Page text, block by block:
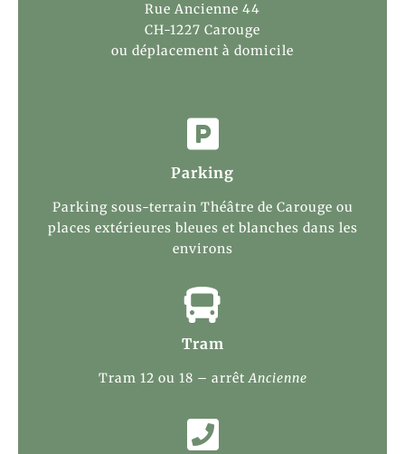
Rue Ancienne 44
CH-1227 Carouge
ou déplacement à domicile

Parking
Parking sous-terrain Théâtre de Carouge ou
places extérieures bleues et blanches dans les
environs

Tram
Tram 12 ou 18 – arrêtAncienne
